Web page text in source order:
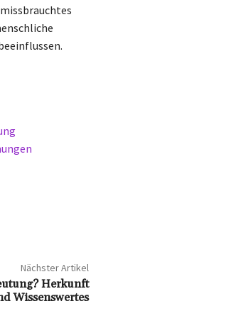
Nächster Artikel
Herkunft
Wissenswertes